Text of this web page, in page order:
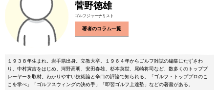
菅野徳雄
ゴルフジャーナリスト
著者のコラム一覧
１９３８年生まれ。岩手県出身。立教大卒。１９６４年からゴルフ雑誌の編集にたずさわ
り、中村寅吉をはじめ、河野高明、安田春雄、杉本英世、尾崎将司など、数多くのトッププ
レーヤーを取材。わかりやすい技術論と辛口の評論で知られる。「ゴルフ・トッププロのこ
こを学べ」「ゴルフスウィングの決め手」「即習ゴルフ上達塾」などの著書がある。